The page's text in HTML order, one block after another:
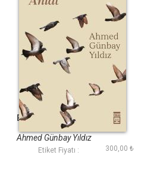
Bana Yarınları Anlat
Ahmed Günbay Yıldız
Etiket Fiyatı : 300,00 ₺